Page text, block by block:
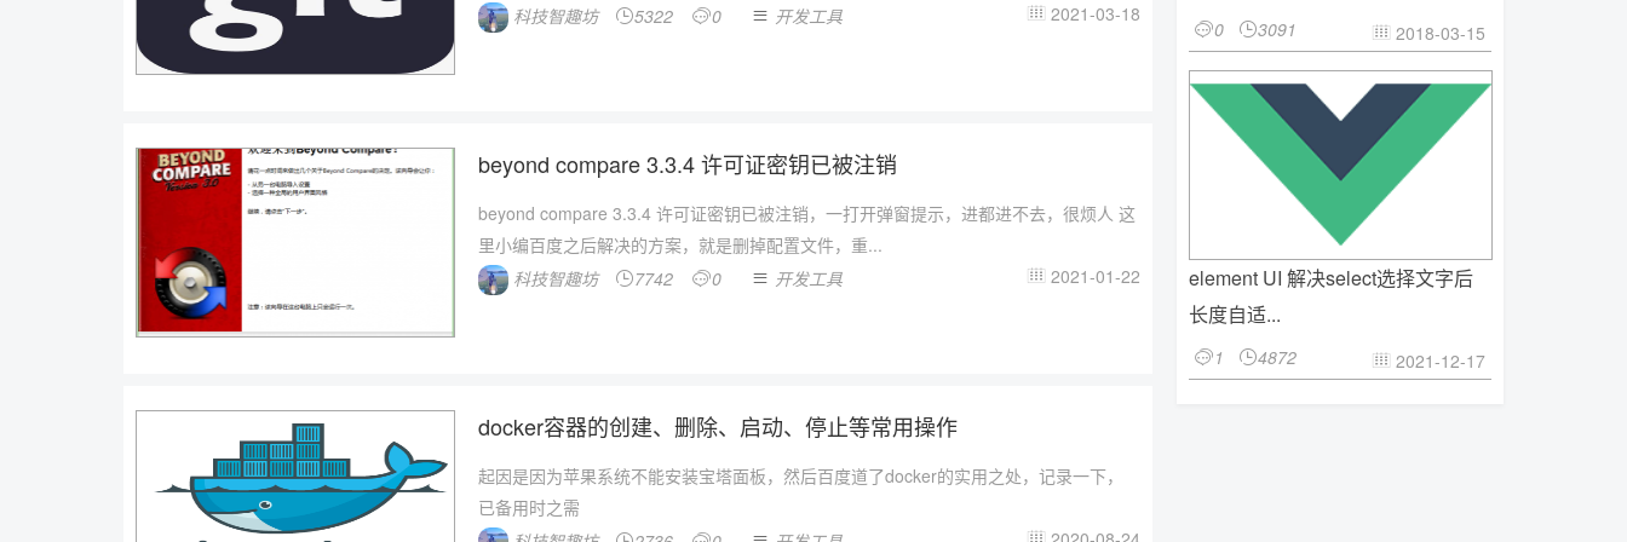
科技智趣坊 5322 0  开发工具  2021-03-18
beyond compare 3.3.4 许可证密钥已被注销
beyond compare 3.3.4 许可证密钥已被注销，一打开弹窗提示，进都进不去，很烦人 这
里小编百度之后解决的方案，就是删掉配置文件，重...
科技智趣坊
7742 0  开发工具  2021-01-22
docker容器的创建、删除、启动、停止等常用操作
起因是因为苹果系统不能安装宝塔面板，然后百度道了docker的实用之处，记录一下，
已备用时之需
0 3091  2018-03-15
element UI 解决select选择文字后
长度自适...
1 4872  2021-12-17